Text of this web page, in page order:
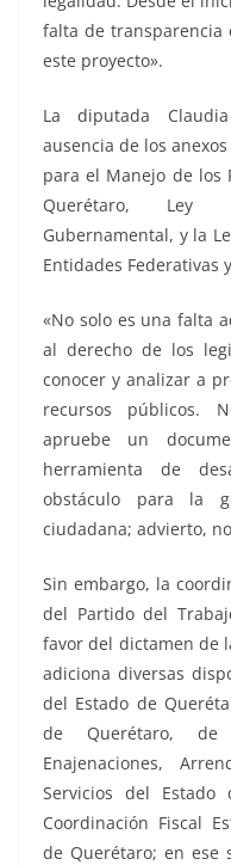
falta de transparencia
este proyecto».
La diputada
ausencia de los
para el Manejo de los
Querétaro, Ley
Gubernamental, y la
Entidades Federativas
«No solo es una falta
al derecho de los
conocer y analizar a
recursos públicos.
apruebe un
herramienta de
obstáculo para la
ciudadana; advierto,
Sin embargo, la
del Partido del
favor del dictamen de
adiciona diversas
del Estado de
de Querétaro,
Enajenaciones,
Servicios del
Coordinación Fiscal
de Querétaro; en ese